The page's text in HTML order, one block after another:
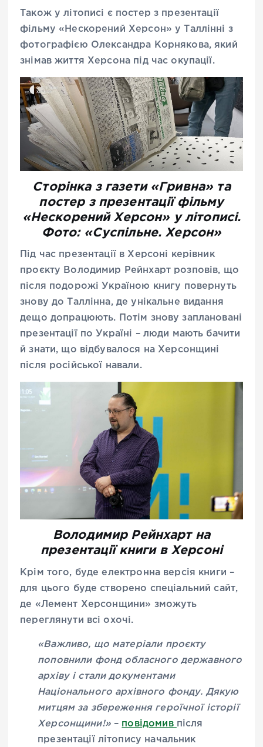
Також у літописі є постер з презентації
фільму «Нескорений Херсон» у Таллінні з
фотографією Олександра Корнякова, який
знімав життя Херсона під час окупації.
Сторінка з газети «Гривна» та
постер з презентації фільму
«Нескорений Херсон» у літописі.
Фото: «Суспільне. Херсон»
Під час презентації в Херсоні керівник
проєкту Володимир Рейнхарт розповів, що
після подорожі Україною книгу повернуть
знову до Таллінна, де унікальне видання
дещо допрацюють. Потім знову заплановані
презентації по Україні – люди мають бачити
й знати, що відбувалося на Херсонщині
після російської навали.
Володимир Рейнхарт на
презентації книги в Херсоні
Крім того, буде електронна версія книги –
для цього буде створено спеціальний сайт,
де «Лемент Херсонщини» зможуть
переглянути всі охочі.
«Важливо, що матеріали проєкту
поповнили фонд обласного державного
архіву і стали документами
Національного архівного фонду. Дякую
митцям за збереження героїчної історії
Херсонщини!»– повідомив після
презентації літопису начальник